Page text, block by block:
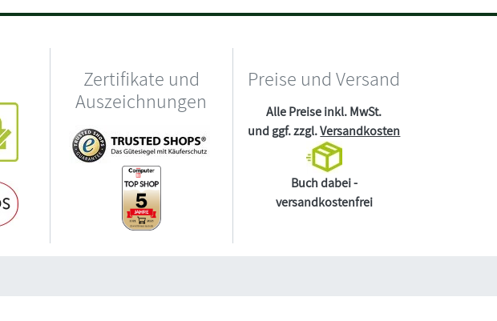
Zertifikate und
Auszeichnungen
Preise und Versand
Alle Preise inkl. MwSt.
und ggf. zzgl.Versandkosten
Buch dabei -
versandkostenfrei